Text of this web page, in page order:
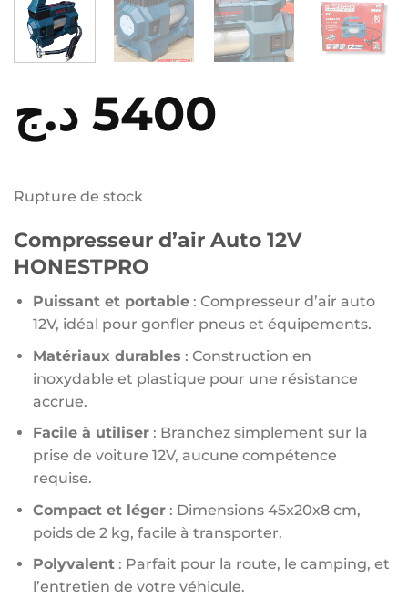
5400 د.ج
Rupture de stock
Compresseur d’air Auto 12V
HONESTPRO
Puissant et portable: Compresseur d’air auto
12V, idéal pour gonfler pneus et équipements.
Matériaux durables : Construction en
inoxydable et plastique pour une résistance
accrue.
Facile à utiliser: Branchez simplement sur la
prise de voiture 12V, aucune compétence
requise.
Compact et léger: Dimensions 45x20x8 cm,
poids de 2 kg, facile à transporter.
Polyvalent: Parfait pour la route, le camping, et
l’entretien de votre véhicule.